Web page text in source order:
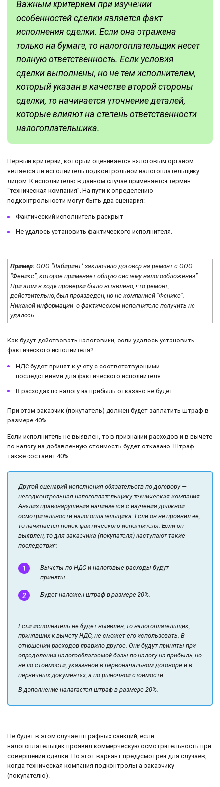
Важным критерием при изучении
особенностей сделки является факт
исполнения сделки. Если она отражена
только на бумаге, то налогоплательщик несет
полную ответственность. Если условия
сделки выполнены, но не тем исполнителем,
который указан в качестве второй стороны
сделки, то начинается уточнение деталей,
которые влияют на степень ответственности
налогоплательщика.
Первый критерий, который оценивается налоговым органом:
является ли исполнитель подконтрольной налогоплательщику
лицом. К исполнителю в данном случае применяется термин
“техническая компания”. На пути к определению
подконтрольности могут быть два сценария:
Фактический исполнитель раскрыт
Не удалось установить фактического исполнителя.
Пример: ООО “Лабиринт” заключило договор на ремонт с ООО
“Феникс”, которое применяет общую систему налогообложения”.
При этом в ходе проверки было выявлено, что ремонт,
действительно, был произведен, но не компанией “Феникс”.
Никакой информации о фактическом исполнителе получить не
удалось.
Как будут действовать налоговики, если удалось установить
фактического исполнителя?
НДС будет принят к учету с соответствующими
последствиями для фактического исполнителя
В расходах по налогу на прибыль отказано не будет.
При этом заказчик (покупатель) должен будет заплатить штраф в
размере 40%.
Если исполнитель не выявлен, то в признании расходов и в вычете
по налогу на добавленную стоимость будет отказано. Штраф
также составит 40%.
Другой сценарий исполнения обязательств по договору —
неподконтрольная налогоплательщику техническая компания.
Анализ правонарушения начинается с изучения должной
осмотрительности налогоплательщика. Если он не проявил ее,
то начинается поиск фактического исполнителя. Если он
выявлен, то для заказчика (покупателя) наступают такие
последствия:
Вычеты по НДС и налоговые расходы будут
приняты
Будет наложен штраф в размере 20%.
Если исполнитель не будет выявлен, то налогоплательщик,
принявших к вычету НДС, не сможет его использовать. В
отношении расходов правило другое. Они будут приняты при
определении налогооблагаемой базы по налогу на прибыль, но
не по стоимости, указанной в первоначальном договоре и в
первичных документах, а по рыночной стоимости.
В дополнение налагается штраф в размере 20%.
Не будет в этом случае штрафных санкций, если
налогоплательщик проявил коммерческую осмотрительность при
совершении сделки. Но этот вариант предусмотрен для случаев,
когда техническая компания подконтрольна заказчику
(покупателю).